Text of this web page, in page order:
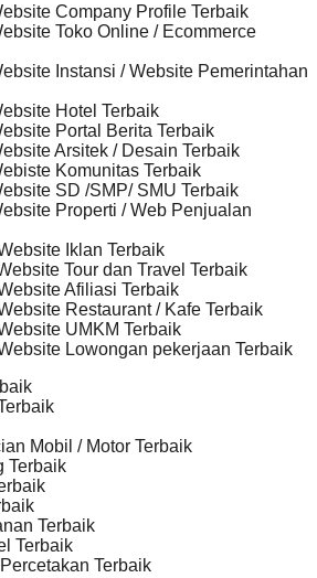
Company Profile Terbaik
Toko Online / Ecommerce
Instansi / Website Pemerintahan
Hotel Terbaik
Portal Berita Terbaik
Arsitek / Desain Terbaik
Komunitas Terbaik
SD /SMP/ SMU Terbaik
Properti / Web Penjualan
Iklan Terbaik
Tour dan Travel Terbaik
Afiliasi Terbaik
Restaurant / Kafe Terbaik
UMKM Terbaik
Lowongan pekerjaan Terbaik
Mobil / Motor Terbaik
Terbaik
Terbaik
Terbaik
Terbaik